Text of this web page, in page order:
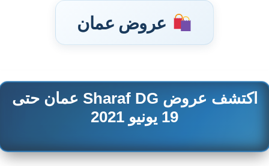
عروض عمان
تخطى
اكتشف عروض Sharaf DG عمان حتى
19 يونيو 2021